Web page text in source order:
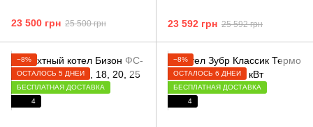
23 500 грн 25 500 грн 23 592 грн 25 592 грн
−8%
ОСТАЛОСЬ 5 ДНЕЙ
БЕСПЛАТНАЯ ДОСТАВКА
4
−8%
ОСТАЛОСЬ 6 ДНЕЙ
БЕСПЛАТНАЯ ДОСТАВКА
4